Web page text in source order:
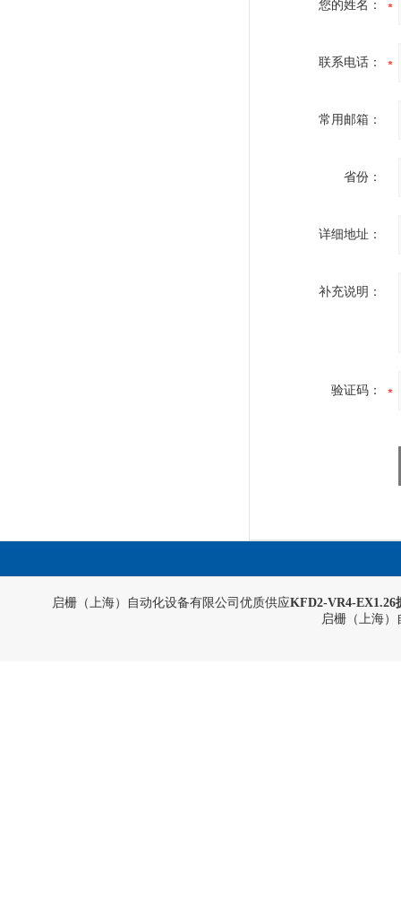
您的姓名：
联系电话：
常用邮箱：
省份：
详细地址：
补充说明：
验证码：
启栅（上海）自动化设备有限公司优质供应KFD2-VR4-EX1.26
启栅（上海